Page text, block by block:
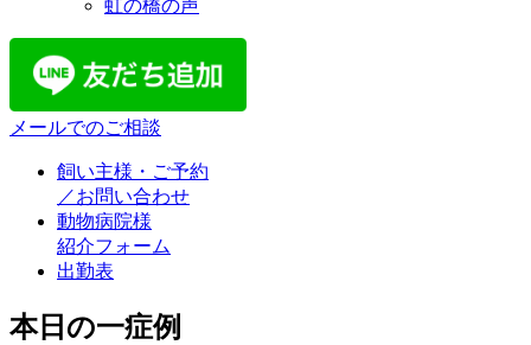
虹の橋の声
メールでのご相談
飼い主様・ご予約
／お問い合わせ
動物病院様
紹介フォーム
出勤表
本日の一症例